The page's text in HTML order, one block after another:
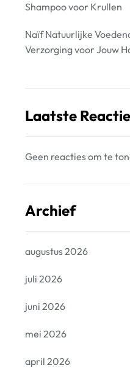
Shampoo voor Krullen
Naïf Natuurlijke
Verzorging voor Jouw
Laatste
Geen reacties om te
Archief
augustus 2026
juli 2026
juni 2026
mei 2026
april 2026